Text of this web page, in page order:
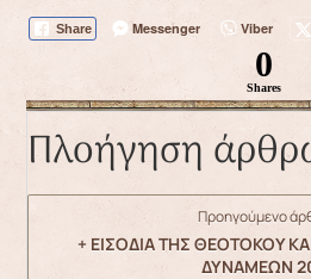
Share Messenger Viber
0
Shares
Πλοήγηση
Προηγούμενο
+ ΕΙΣΟΔΙΑ ΤΗΣ ΘΕΟΤΟΚΟΥ
ΔΥΝΑΜΕΩΝ